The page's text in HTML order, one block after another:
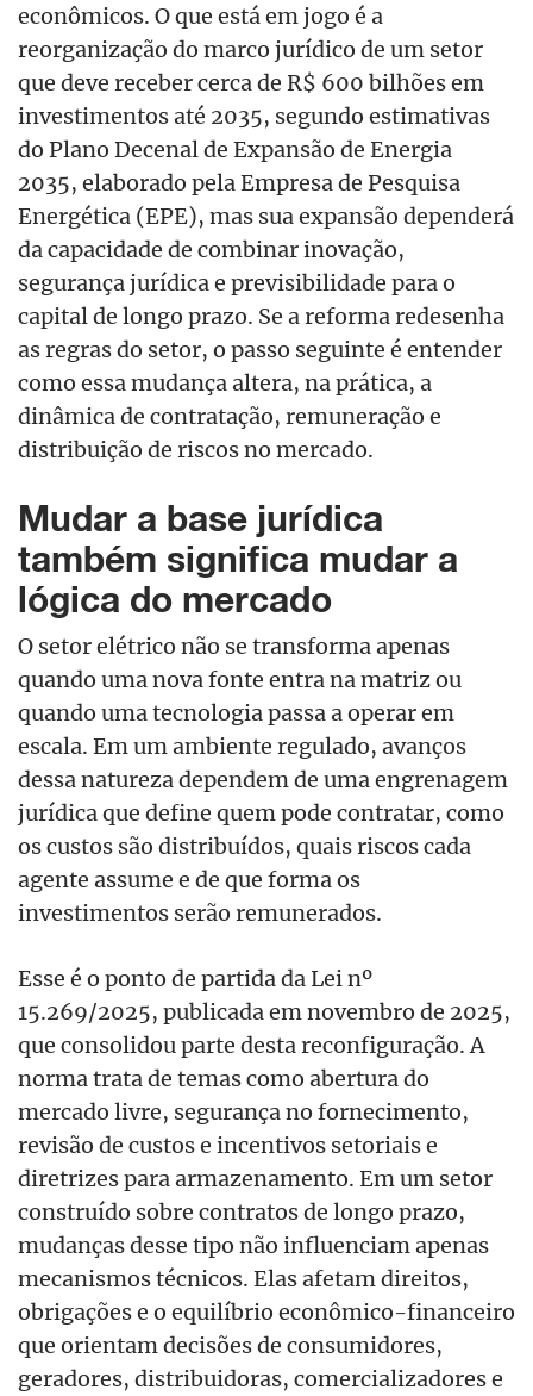
econômicos. O que está em jogo é a
reorganização do marco jurídico de um setor
que deve receber cerca de R$ 600 bilhões em
investimentos até 2035, segundo estimativas
do Plano Decenal de Expansão de Energia
2035, elaborado pela Empresa de Pesquisa
Energética (EPE), mas sua expansão dependerá
da capacidade de combinar inovação,
segurança jurídica e previsibilidade para o
capital de longo prazo. Se a reforma redesenha
as regras do setor, o passo seguinte é entender
como essa mudança altera, na prática, a
dinâmica de contratação, remuneração e
distribuição de riscos no mercado.
Mudar a base jurídica
também significa mudar a
lógica do mercado
O setor elétrico não se transforma apenas
quando uma nova fonte entra na matriz ou
quando uma tecnologia passa a operar em
escala. Em um ambiente regulado, avanços
dessa natureza dependem de uma engrenagem
jurídica que define quem pode contratar, como
os custos são distribuídos, quais riscos cada
agente assume e de que forma os
investimentos serão remunerados.
Esse é o ponto de partida da Lei nº
15.269/2025, publicada em novembro de 2025,
que consolidou parte desta reconfiguração. A
norma trata de temas como abertura do
mercado livre, segurança no fornecimento,
revisão de custos e incentivos setoriais e
diretrizes para armazenamento. Em um setor
construído sobre contratos de longo prazo,
mudanças desse tipo não influenciam apenas
mecanismos técnicos. Elas afetam direitos,
obrigações e o equilíbrio econômico-financeiro
que orientam decisões de consumidores,
geradores, distribuidoras, comercializadores e